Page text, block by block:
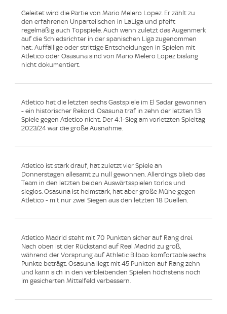
Geleitet wird die Partie von Mario Melero Lopez. Er zählt zu
den erfahrenen Unparteiischen in LaLiga und pfeift
regelmäßig auch Topspiele. Auch wenn zuletzt das Augenmerk
auf die Schiedsrichter in der spanischen Liga zugenommen
hat: Auffällige oder strittige Entscheidungen in Spielen mit
Atletico oder Osasuna sind von Mario Melero Lopez bislang
nicht dokumentiert.
Atletico hat die letzten sechs Gastspiele im El Sadar gewonnen
- ein historischer Rekord. Osasuna traf in zehn der letzten 13
Spiele gegen Atletico nicht. Der 4:1-Sieg am vorletzten Spieltag
2023/24 war die große Ausnahme.
Atletico ist stark drauf, hat zuletzt vier Spiele an
Donnerstagen allesamt zu null gewonnen. Allerdings blieb das
Team in den letzten beiden Auswärtsspielen torlos und
sieglos. Osasuna ist heimstark, hat aber große Mühe gegen
Atletico - mit nur zwei Siegen aus den letzten 18 Duellen.
Atletico Madrid steht mit 70 Punkten sicher auf Rang drei.
Nach oben ist der Rückstand auf Real Madrid zu groß,
während der Vorsprung auf Athletic Bilbao komfortable sechs
Punkte beträgt. Osasuna liegt mit 45 Punkten auf Rang zehn
und kann sich in den verbleibenden Spielen höchstens noch
im gesicherten Mittelfeld verbessern.